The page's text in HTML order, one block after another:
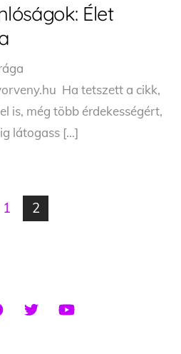
Élet
Ha tetszett a cikk,
is, még több érdekességért,
látogass […]
1 2